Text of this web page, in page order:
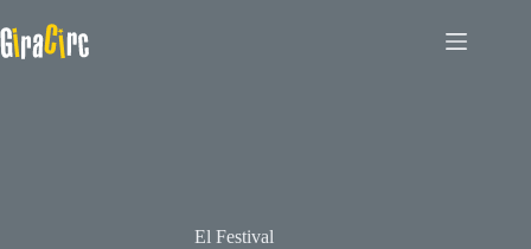
El Festival